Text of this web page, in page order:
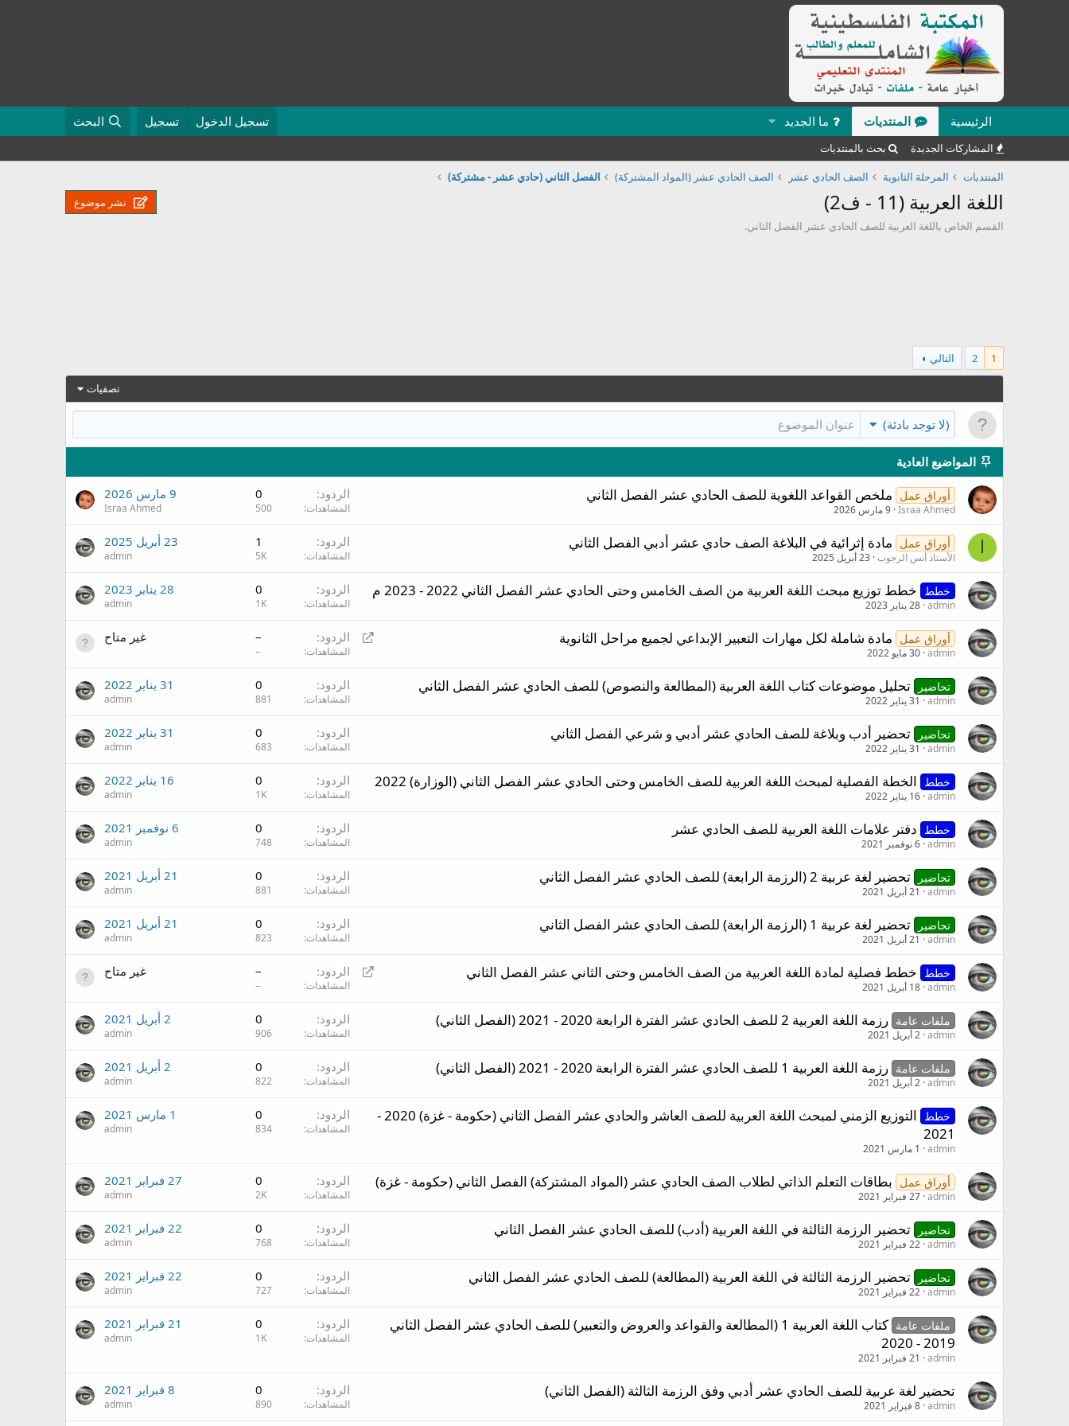
الرئيسية المنتديات ما الجديد تسجيل الدخول تسجيل البحث
المشاركات الجديدة
بحث بالمنتديات
المنتديات
المرحلة الثانوية الصف الحادي عشر الصف الحادي عشر (المواد المشتركة) الفصل الثاني (حادي عشر - مشتركة)
اللغة العربية (11 - ف2)
نشر موضوع
القسم الخاص باللغة العربية للصف الحادي عشر الفصل الثاني.
1
2 التالي
تصفيات
(لا توجد بادئة)
المواضيع العادية
أوراق عمل ملخص القواعد اللغوية للصف الحادي عشر الفصل الثاني
Israa Ahmed 9 مارس 2026
الردود 0
المشاهدات 500
9 مارس 2026
Israa Ahmed
ا أوراق عمل مادة إثرائية في البلاغة الصف حادي عشر أدبي الفصل الثاني
الأستاذ أنس الرجوب 23 أبريل 2025
الردود 1
المشاهدات 5K
23 أبريل 2025
admin
خطط خطط توزيع مبحث اللغة العربية من الصف الخامس وحتى الحادي عشر الفصل الثاني 2022 - 2023 م
admin 28 يناير 2023
الردود 0
المشاهدات 1K
28 يناير 2023
admin
إ
أوراق عمل مادة شاملة لكل مهارات التعبير الإبداعي لجميع مراحل الثانوية
admin 30 مايو 2022
الردود –
المشاهدات –
غير متاح
تحاضير تحليل موضوعات كتاب اللغة العربية (المطالعة والنصوص) للصف الحادي عشر الفصل الثاني
admin 31 يناير 2022
الردود 0
المشاهدات 881
31 يناير 2022
admin
تحاضير تحضير أدب وبلاغة للصف الحادي عشر أدبي و شرعي الفصل الثاني
admin 31 يناير 2022
الردود 0
المشاهدات 683
31 يناير 2022
admin
خطط الخطة الفصلية لمبحث اللغة العربية للصف الخامس وحتى الحادي عشر الفصل الثاني (الوزارة) 2022
admin 16 يناير 2022
الردود 0
المشاهدات 1K
16 يناير 2022
admin
خطط دفتر علامات اللغة العربية للصف الحادي عشر
admin 6 نوفمبر 2021
الردود 0
المشاهدات 748
6 نوفمبر 2021
admin
تحاضير تحضير لغة عربية 2 (الرزمة الرابعة) للصف الحادي عشر الفصل الثاني
admin 21 أبريل 2021
الردود 0
المشاهدات 881
21 أبريل 2021
admin
تحاضير تحضير لغة عربية 1 (الرزمة الرابعة) للصف الحادي عشر الفصل الثاني
admin 21 أبريل 2021
الردود 0
المشاهدات 823
21 أبريل 2021
admin
إ
خطط خطط فصلية لمادة اللغة العربية من الصف الخامس وحتى الثاني عشر الفصل الثاني
admin 18 أبريل 2021
الردود –
المشاهدات –
غير متاح
ملفات عامة رزمة اللغة العربية 2 للصف الحادي عشر الفترة الرابعة 2020 - 2021 (الفصل الثاني)
admin 2 أبريل 2021
الردود 0
المشاهدات 906
2 أبريل 2021
admin
ملفات عامة رزمة اللغة العربية 1 للصف الحادي عشر الفترة الرابعة 2020 - 2021 (الفصل الثاني)
admin 2 أبريل 2021
الردود 0
المشاهدات 822
2 أبريل 2021
admin
خطط
التوزيع الزمني لمبحث اللغة العربية للصف العاشر والحادي عشر الفصل الثاني (حكومة - غزة) 2020 -
2021
admin 1 مارس 2021
الردود 0
المشاهدات 834
1 مارس 2021
admin
أوراق عمل بطاقات التعلم الذاتي لطلاب الصف الحادي عشر (المواد المشتركة) الفصل الثاني (حكومة - غزة)
admin 27 فبراير 2021
الردود 0
المشاهدات 2K
27 فبراير 2021
admin
تحاضير تحضير الرزمة الثالثة في اللغة العربية (أدب) للصف الحادي عشر الفصل الثاني
admin 22 فبراير 2021
الردود 0
المشاهدات 768
22 فبراير 2021
admin
تحاضير تحضير الرزمة الثالثة في اللغة العربية (المطالعة) للصف الحادي عشر الفصل الثاني
admin 22 فبراير 2021
الردود 0
المشاهدات 727
22 فبراير 2021
admin
ملفات عامة
كتاب اللغة العربية 1 (المطالعة والقواعد والعروض والتعبير) للصف الحادي عشر الفصل الثاني
2019 - 2020
admin 21 فبراير 2021
الردود 0
المشاهدات 1K
21 فبراير 2021
admin
تحضير لغة عربية للصف الحادي عشر أدبي وفق الرزمة الثالثة (الفصل الثاني)
admin 8 فبراير 2021
الردود 0
المشاهدات 890
8 فبراير 2021
admin